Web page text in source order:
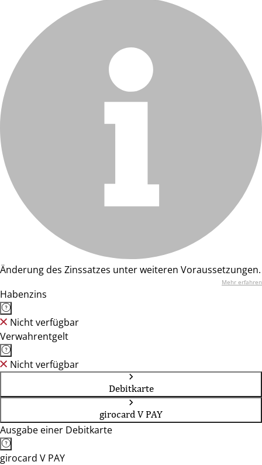
Änderung des Zinssatzes unter weiteren Voraussetzungen.
Mehr erfahren
Habenzins
Nicht verfügbar
Verwahrentgelt
Nicht verfügbar
Debitkarte
girocard V PAY
Ausgabe einer Debitkarte
girocard V PAY